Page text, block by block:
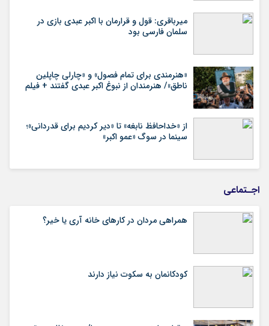
میرباقری: قول و قرارمان با اکبر عبدی بازی در
سلمان فارسی بود
«هنرمندی برای تمام فصول» و «چارلی چاپلین
ناطق»/ هنرمندان از نبوغ اکبر عبدی گفتند + فیلم
از «خداحافظ نابغه» تا «دیر کردیم برای قدردانی»؛
سینما در سوگ «عمو اکبر»
اجـتماعی
همراهی مردان در کارهای خانه آری یا خیر؟
کودکانمان به سکوت نیاز دارند